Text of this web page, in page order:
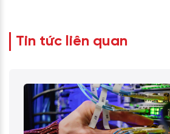
Tin tức liên quan